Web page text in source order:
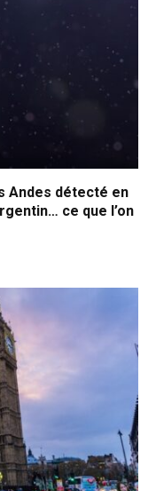
Andes détecté en
ce que l’on